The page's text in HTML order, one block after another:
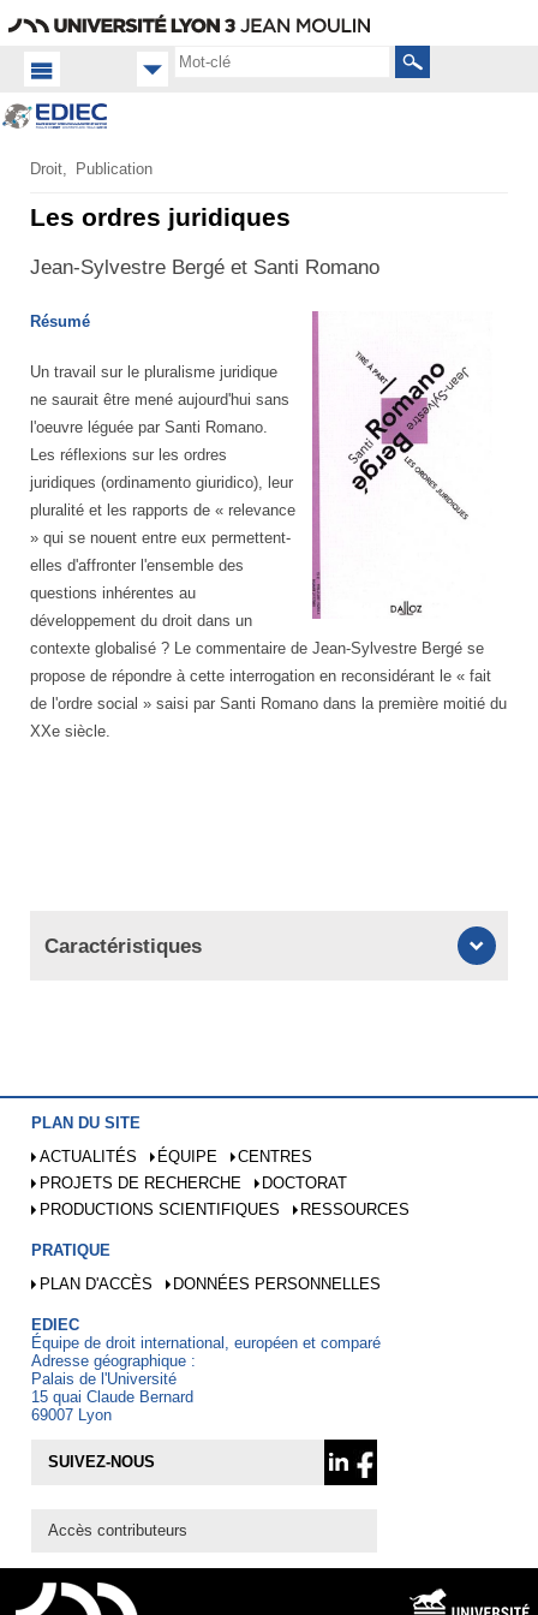
Rechercher
Accueil FR
Productions
scientifiques
Droit Publication
Les ordres juridiques
Jean-Sylvestre Bergé et Santi Romano
Résumé
Un travail sur le pluralisme juridique
ne saurait être mené aujourd'hui sans
l'oeuvre léguée par Santi Romano.
Les réflexions sur les ordres
juridiques (ordinamento giuridico), leur
pluralité et les rapports de « relevance
» qui se nouent entre eux permettent-
elles d'affronter l'ensemble des
questions inhérentes au
développement du droit dans un
contexte globalisé ? Le commentaire de Jean-Sylvestre Bergé se
propose de répondre à cette interrogation en reconsidérant le « fait
de l'ordre social » saisi par Santi Romano dans la première moitié du
XXe siècle.
Caractéristiques
PLAN DU SITE
ACTUALITÉS
ÉQUIPE
CENTRES
PROJETS DE RECHERCHE
DOCTORAT
PRODUCTIONS SCIENTIFIQUES
RESSOURCES
PRATIQUE
PLAN D'ACCÈS
DONNÉES PERSONNELLES
EDIEC
Équipe de droit international, européen et comparé
Adresse géographique :
Palais de l'Université
15 quai Claude Bernard
69007 Lyon
SUIVEZ-NOUS
Accès contributeurs